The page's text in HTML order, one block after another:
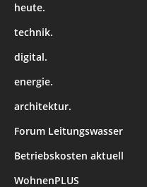
heute.
technik.
digital.
energie.
architektur.
Forum Leitungswasser
Betriebskosten aktuell
WohnenPLUS